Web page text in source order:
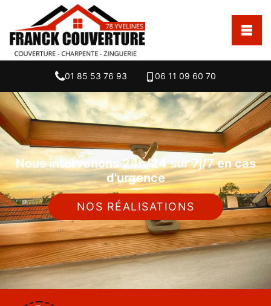
01 85 53 76 93 06 11 09 60 70
Nous intervenons 24h/24 sur 7j/7 en cas
d'urgence
NOS RÉALISATIONS